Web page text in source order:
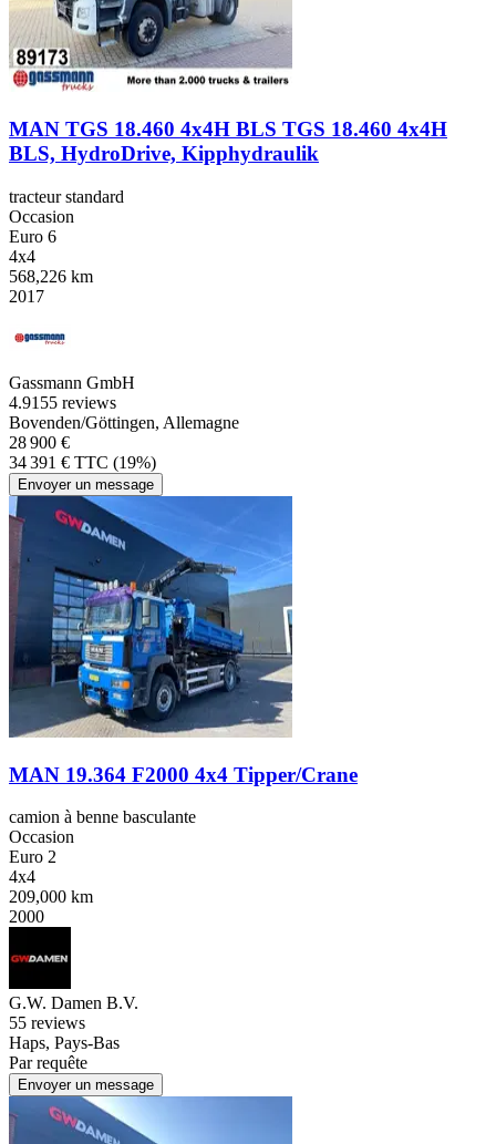
MAN TGS 18.460 4x4H BLS TGS 18.460 4x4H
BLS, HydroDrive, Kipphydraulik
tracteur standard
Occasion
Euro 6
4x4
568,226 km
2017
Gassmann GmbH
4.9155 reviews
Bovenden/Göttingen, Allemagne
28 900 €
34 391 € TTC (19%)
Envoyer un message
MAN 19.364 F2000 4x4 Tipper/Crane
camion à benne basculante
Occasion
Euro 2
4x4
209,000 km
2000
G.W. Damen B.V.
55 reviews
Haps, Pays-Bas
Par requête
Envoyer un message